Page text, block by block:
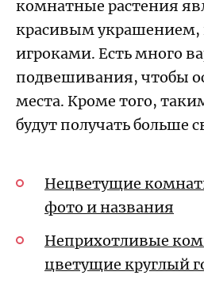
комнатные растения
красивым
игроками. Есть много
подвешивания, чтобы
места. Кроме того,
будут получать больше
Нецветущие
фото и названия
Неприхотливые
цветущие круглый